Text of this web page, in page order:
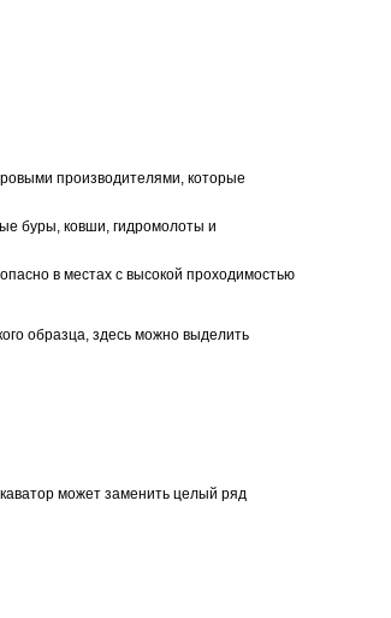
производителями, которые
буры, ковши, гидромолоты и
в местах с высокой проходимостью
образца, здесь можно выделить
может заменить целый ряд